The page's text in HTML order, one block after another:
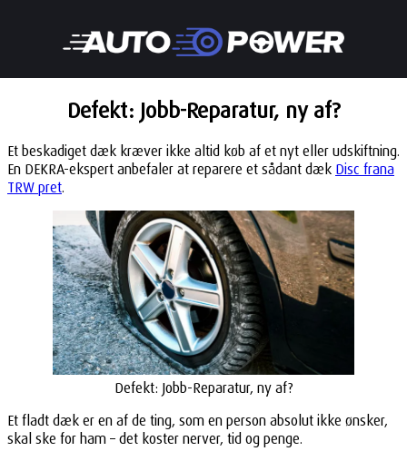
Defekt: Jobb-Reparatur, ny af?
Et beskadiget dæk kræver ikke altid køb af et nyt eller udskiftning.
En DEKRA-ekspert anbefaler at reparere et sådant dæk Disc frana
TRW pret.
Defekt: Jobb-Reparatur, ny af?
Et fladt dæk er en af de ting, som en person absolut ikke ønsker,
skal ske for ham – det koster nerver, tid og penge.